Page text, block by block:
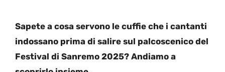
Sapete a cosa servono le cuffie che i cantanti
indossano prima di salire sul palcoscenico del
Festival di Sanremo 2025? Andiamo a